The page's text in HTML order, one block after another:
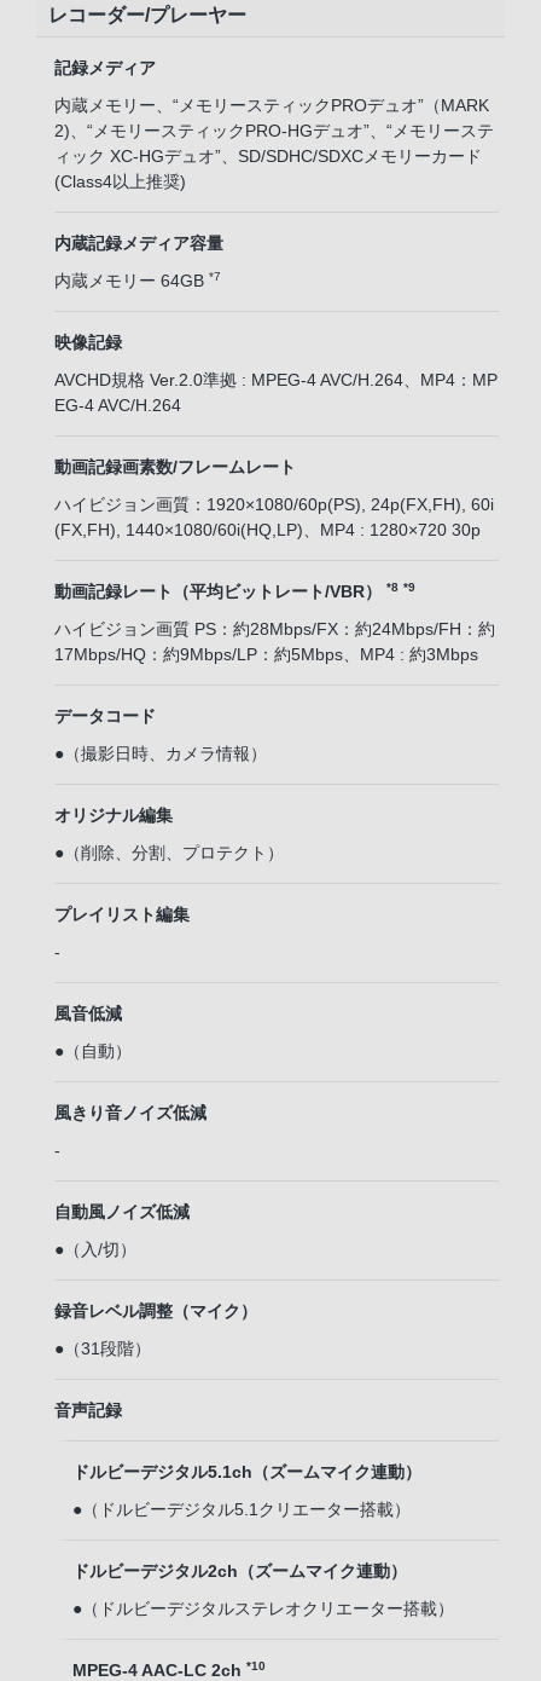
レコーダー/プレーヤー
記録メディア
内蔵メモリー、“メモリースティックPROデュオ”（MARK
2)、“メモリースティックPRO-HGデュオ”、“メモリーステ
ィック XC-HGデュオ”、SD/SDHC/SDXCメモリーカード
(Class4以上推奨)
内蔵記録メディア容量
内蔵メモリー 64GB *7
映像記録
AVCHD規格 Ver.2.0準拠 : MPEG-4 AVC/H.264、MP4：MP
EG-4 AVC/H.264
動画記録画素数/フレームレート
ハイビジョン画質：1920×1080/60p(PS), 24p(FX,FH), 60i
(FX,FH), 1440×1080/60i(HQ,LP)、MP4 : 1280×720 30p
動画記録レート（平均ビットレート/VBR） *8 *9
ハイビジョン画質 PS：約28Mbps/FX：約24Mbps/FH：約
17Mbps/HQ：約9Mbps/LP：約5Mbps、MP4 : 約3Mbps
データコード
●（撮影日時、カメラ情報）
オリジナル編集
●（削除、分割、プロテクト）
プレイリスト編集
-
風音低減
●（自動）
風きり音ノイズ低減
-
自動風ノイズ低減
●（入/切）
録音レベル調整（マイク）
●（31段階）
音声記録
ドルビーデジタル5.1ch（ズームマイク連動）
●（ドルビーデジタル5.1クリエーター搭載）
ドルビーデジタル2ch（ズームマイク連動）
●（ドルビーデジタルステレオクリエーター搭載）
MPEG-4 AAC-LC 2ch *10